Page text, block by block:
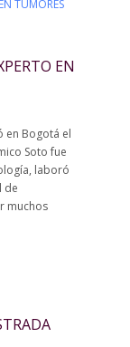
EN
en Bogotá el
Soto fue
laboró
de
muchos